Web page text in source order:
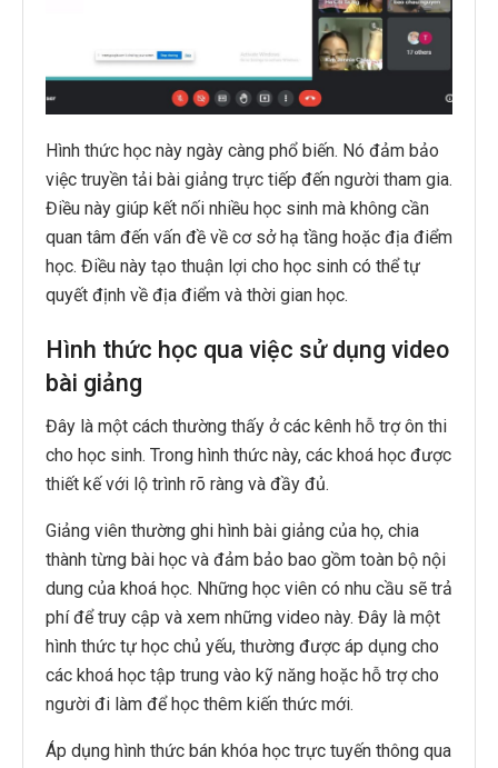
Hình thức học này ngày càng phổ biến. Nó đảm bảo
việc truyền tải bài giảng trực tiếp đến người tham gia.
Điều này giúp kết nối nhiều học sinh mà không cần
quan tâm đến vấn đề về cơ sở hạ tầng hoặc địa điểm
học. Điều này tạo thuận lợi cho học sinh có thể tự
quyết định về địa điểm và thời gian học.
Hình thức học qua việc sử dụng video
bài giảng
Đây là một cách thường thấy ở các kênh hỗ trợ ôn thi
cho học sinh. Trong hình thức này, các khoá học được
thiết kế với lộ trình rõ ràng và đầy đủ.
Giảng viên thường ghi hình bài giảng của họ, chia
thành từng bài học và đảm bảo bao gồm toàn bộ nội
dung của khoá học. Những học viên có nhu cầu sẽ trả
phí để truy cập và xem những video này. Đây là một
hình thức tự học chủ yếu, thường được áp dụng cho
các khoá học tập trung vào kỹ năng hoặc hỗ trợ cho
người đi làm để học thêm kiến thức mới.
Áp dụng hình thức bán khóa học trực tuyến thông qua